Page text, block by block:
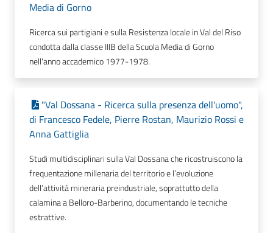
Media di Gorno
Ricerca sui partigiani e sulla Resistenza locale in Val del Riso
condotta dalla classe IIIB della Scuola Media di Gorno
nell'anno accademico 1977-1978.
"Val Dossana - Ricerca sulla presenza dell'uomo",
di Francesco Fedele, Pierre Rostan, Maurizio Rossi e
Anna Gattiglia
Studi multidisciplinari sulla Val Dossana che ricostruiscono la
frequentazione millenaria del territorio e l’evoluzione
dell’attività mineraria preindustriale, soprattutto della
calamina a Belloro-Barberino, documentando le tecniche
estrattive.